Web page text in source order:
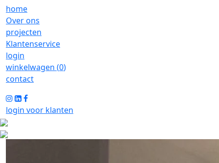
home
Over ons
projecten
Klantenservice
login
winkelwagen (0)
contact
login voor klanten